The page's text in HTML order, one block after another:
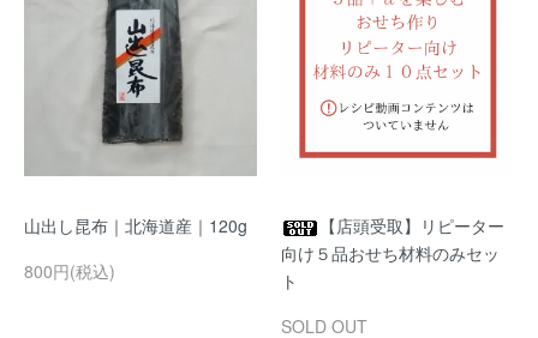
山出し昆布｜北海道産｜120g
800円(税込)
【店頭受取】リピーター
向け５品おせち材料のみセッ
ト
SOLD OUT